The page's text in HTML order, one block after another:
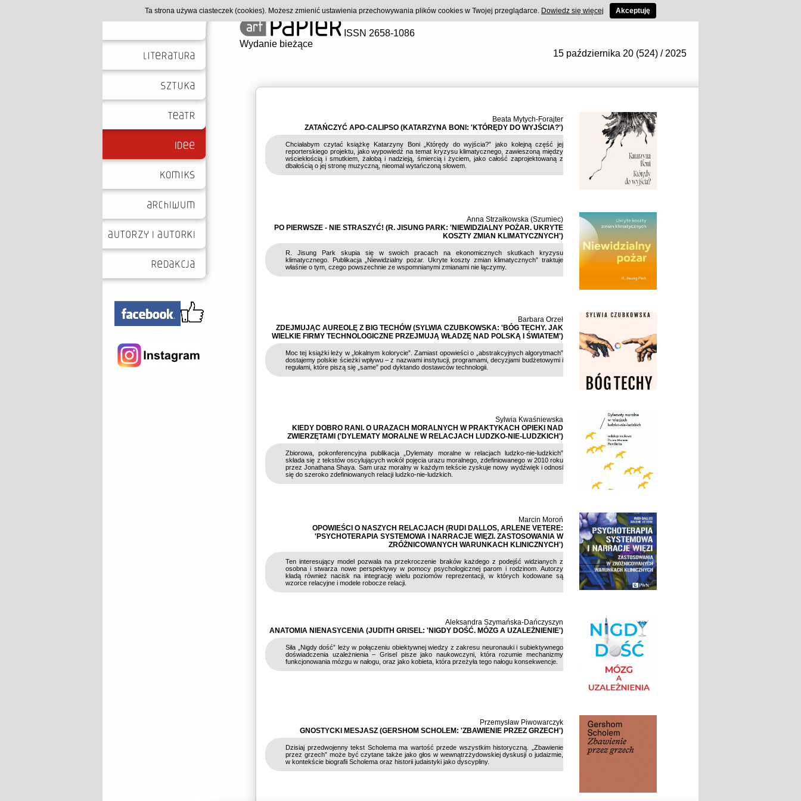
ISSN 2658-1086
Wydanie bieżące
15 października 20 (524) / 2025
Beata Mytych-Forajter
ZATAŃCZYĆ APO-CALIPSO (KATARZYNA BONI: 'KTÓRĘDY DO WYJŚCIA?')
Chciałabym czytać książkę Katarzyny Boni „Którędy do wyjścia?” jako kolejną część jej
reporterskiego projektu, jako wypowiedź na temat kryzysu klimatycznego, zawieszoną między
wściekłością i smutkiem, żałobą i nadzieją, śmiercią i życiem, jako całość zaprojektowaną z
dbałością o jej stronę muzyczną, nieomal wytańczoną słowem.
Anna Strzałkowska (Szumiec)
PO PIERWSZE - NIE STRASZYĆ! (R. JISUNG PARK: 'NIEWIDZIALNY POŻAR. UKRYTE
KOSZTY ZMIAN KLIMATYCZNYCH')
R. Jisung Park skupia się w swoich pracach na ekonomicznych skutkach kryzysu
klimatycznego. Publikacja „Niewidzialny pożar. Ukryte koszty zmian klimatycznych” traktuje
właśnie o tym, czego powszechnie ze wspomnianymi zmianami nie łączymy.
Barbara Orzeł
ZDEJMUJĄC AUREOLĘ Z BIG TECHÓW (SYLWIA CZUBKOWSKA: 'BÓG TECHY. JAK
WIELKIE FIRMY TECHNOLOGICZNE PRZEJMUJĄ WŁADZĘ NAD POLSKĄ I ŚWIATEM')
Moc tej książki leży w „lokalnym kolorycie”. Zamiast opowieści o „abstrakcyjnych algorytmach”
dostajemy polskie ścieżki wpływu – z nazwami instytucji, programami, decyzjami budżetowymi i
regułami, które piszą się „same” pod dyktando dostawców technologii.
Sylwia Kwaśniewska
KIEDY DOBRO RANI. O URAZACH MORALNYCH W PRAKTYKACH OPIEKI NAD
ZWIERZĘTAMI ('DYLEMATY MORALNE W RELACJACH LUDZKO-NIE-LUDZKICH')
Zbiorowa, pokonferencyjna publikacja „Dylematy moralne w relacjach ludzko-nie-ludzkich”
składa się z tekstów oscylujących wokół pojęcia urazu moralnego, zdefiniowanego w 2010 roku
przez Jonathana Shaya. Sam uraz moralny w każdym tekście zyskuje nowy wydźwięk i odnosi
się do szeroko zdefiniowanych relacji ludzko-nie-ludzkich.
Marcin Moroń
OPOWIEŚCI O NASZYCH RELACJACH (RUDI DALLOS, ARLENE VETERE:
'PSYCHOTERAPIA SYSTEMOWA I NARRACJE WIĘZI. ZASTOSOWANIA W
ZRÓŻNICOWANYCH WARUNKACH KLINICZNYCH')
Ten interesujący model pozwala na przekroczenie braków każdego z podejść widzianych z
osobna i stwarza nowe perspektywy w pomocy psychologicznej parom i rodzinom. Autorzy
kładą również nacisk na integrację wielu poziomów reprezentacji, w których kodowane są
wzorce relacyjne i modele robocze relacji.
Aleksandra Szymańska-Dańczyszyn
ANATOMIA NIENASYCENIA (JUDITH GRISEL: 'NIGDY DOŚĆ. MÓZG A UZALEŻNIENIE')
Siła „Nigdy dość” leży w połączeniu obiektywnej wiedzy z zakresu neuronauki i subiektywnego
doświadczenia uzależnienia – Grisel pisze jako naukowczyni, która rozumie mechanizmy
funkcjonowania mózgu w nałogu, oraz jako kobieta, która przeżyła tego nałogu konsekwencje.
Przemysław Piwowarczyk
GNOSTYCKI MESJASZ (GERSHOM SCHOLEM: 'ZBAWIENIE PRZEZ GRZECH')
Dzisiaj przedwojenny tekst Scholema ma wartość przede wszystkim historyczną. „Zbawienie
przez grzech” może być czytane także jako głos w wewnątrzżydowskiej dyskusji o judaizmie,
w kontekście biografii Scholema oraz historii judaistyki jako dyscypliny.
Ta strona używa ciasteczek (cookies). Możesz zmienić ustawienia przechowywania plików cookies w Twojej przeglądarce. Dowiedz się więcej Akceptuję